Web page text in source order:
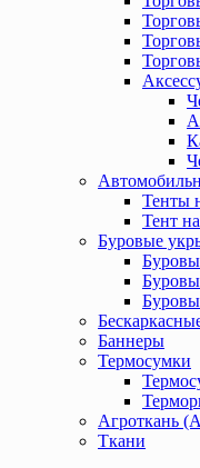
Тенты
Тент
Буровые
Баннеры
Термосумки
Агроткань
Ткани